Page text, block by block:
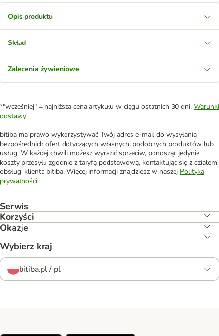
Opis produktu
Skład
Zalecenia żywieniowe
*"wcześniej" = najniższa cena artykułu w ciągu ostatnich 30 dni. Warunki
dostawy
bitiba ma prawo wykorzystywać Twój adres e-mail do wysyłania
bezpośrednich ofert dotyczących własnych, podobnych produktów lub
usług. W każdej chwili możesz wyrazić sprzeciw, ponosząc jedynie
koszty przesyłu zgodnie z taryfą podstawową, kontaktując się z działem
obsługi klienta bitiba. Więcej informacji znajdziesz w naszej Polityka
prywatności
Serwis
Korzyści
Okazje
Wybierz kraj
bitiba.pl / pl